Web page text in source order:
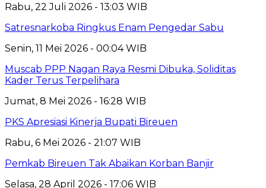
Rabu, 22 Juli 2026 - 13:03 WIB
Satresnarkoba Ringkus Enam Pengedar Sabu
Senin, 11 Mei 2026 - 00:04 WIB
Muscab PPP Nagan Raya Resmi Dibuka, Soliditas
Kader Terus Terpelihara
Jumat, 8 Mei 2026 - 16:28 WIB
PKS Apresiasi Kinerja Bupati Bireuen
Rabu, 6 Mei 2026 - 21:07 WIB
Pemkab Bireuen Tak Abaikan Korban Banjir
Selasa, 28 April 2026 - 17:06 WIB